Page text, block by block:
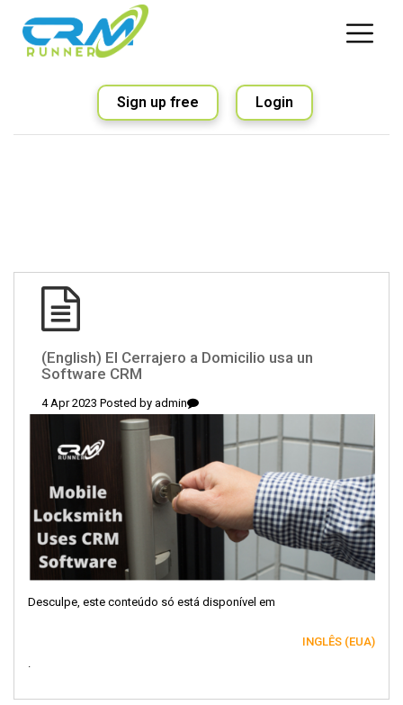
Sign up free Login
(English) El Cerrajero a Domicilio usa un
Software CRM
4 Apr 2023 Posted by admin
Desculpe, este conteúdo só está disponível em
INGLÊS (EUA)
.